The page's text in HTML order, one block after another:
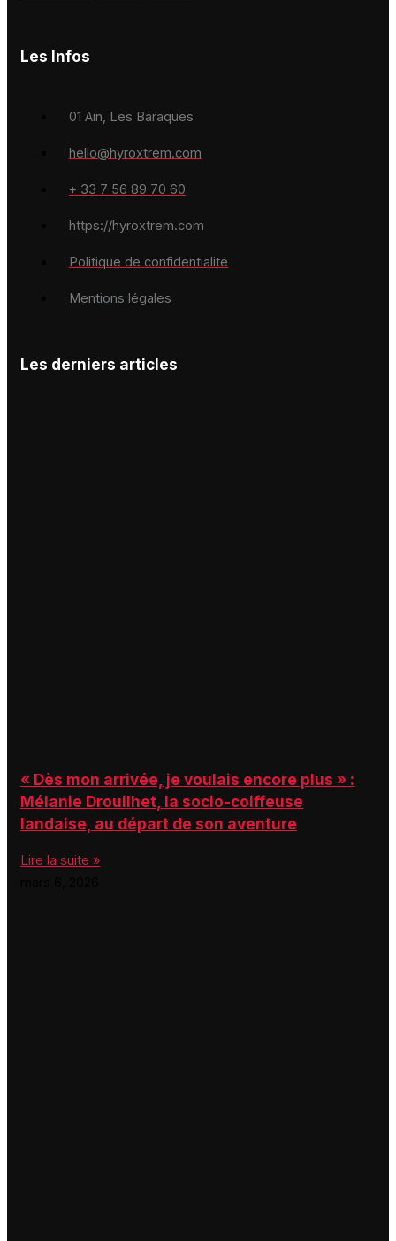
Les Infos
01 Ain, Les Baraques
hello@hyroxtrem.com
+ 33 7 56 89 70 60
https://hyroxtrem.com
Politique de confidentialité
Mentions légales
Les derniers articles
« Dès mon arrivée, je voulais encore plus » :
Mélanie Drouilhet, la socio-coiffeuse
landaise, au départ de son aventure
Lire la suite »